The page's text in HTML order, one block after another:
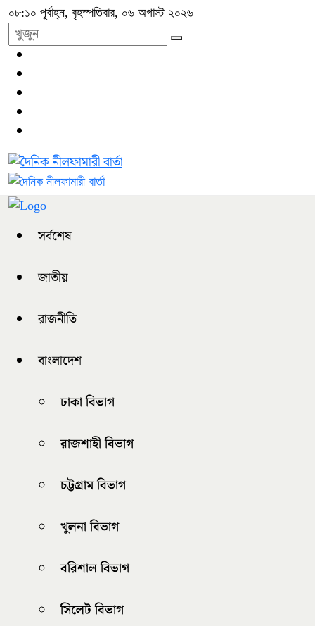
০৮:১০ পূর্বাহ্ন, বৃহস্পতিবার, ০৬ অগাস্ট ২০২৬
সর্বশেষ
জাতীয়
রাজনীতি
বাংলাদেশ
ঢাকা বিভাগ
রাজশাহী বিভাগ
চট্টগ্রাম বিভাগ
খুলনা বিভাগ
বরিশাল বিভাগ
সিলেট বিভাগ